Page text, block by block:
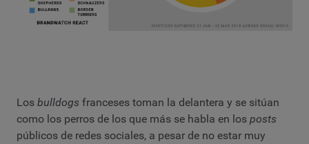
Los bulldogs franceses toman la delantera y se sitúan
como los perros de los que más se habla en los posts
públicos de redes sociales, a pesar de no estar muy